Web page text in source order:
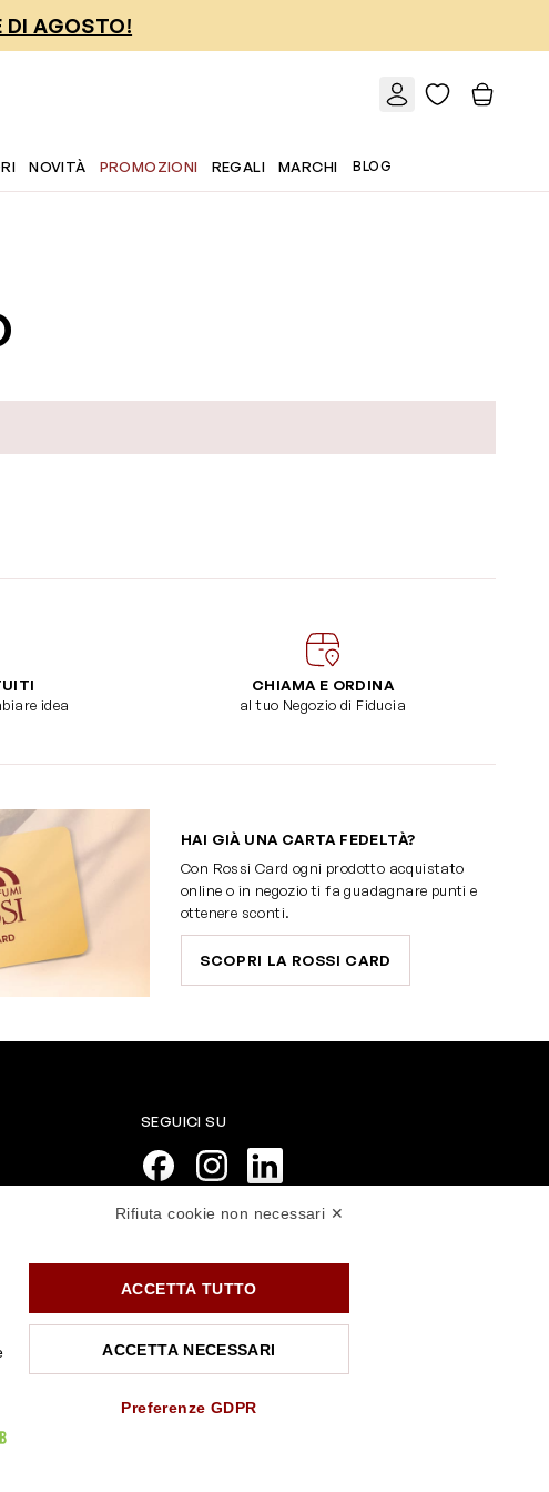
DI AGOSTO!
NOVITÀ PROMOZIONI REGALI MARCHI BLOG
idea
CHIAMA E ORDINA
al tuo Negozio di Fiducia
HAI GIÀ UNA CARTA FEDELTÀ?
Con Rossi Card ogni prodotto acquistato
online o in negozio ti fa guadagnare punti e
ottenere sconti.
SCOPRI LA ROSSI CARD
SEGUICI SU
Rifiuta cookie non necessari ✕
ACCETTA TUTTO
ACCETTA NECESSARI
Preferenze GDPR